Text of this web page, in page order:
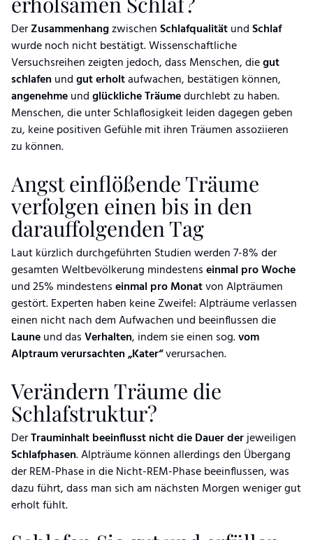
DerZusammenhangzwischenSchlafqualitätundSchlaf
wurde noch nicht bestätigt. Wissenschaftliche
Versuchsreihen zeigten jedoch, dass Menschen, diegut
schlafen undgut erholtaufwachen, bestätigen können,
angenehmeundglückliche Träumedurchlebt zu haben.
Menschen, die unter Schlaflosigkeit leiden dagegen geben
zu, keine positiven Gefühle mit ihren Träumen assoziieren
zu können.
Angst einflößende Träume
verfolgen einen bis in den
darauffolgenden Tag
Laut kürzlich durchgeführten Studien werden 7-8% der
gesamten Weltbevölkerung mindestenseinmal pro Woche
und 25% mindestenseinmal pro Monatvon Alpträumen
gestört. Experten haben keine Zweifel: Alpträume verlassen
einen nicht nach dem Aufwachen und beeinflussen die
Launeund dasVerhalten, indem sie einen sog.vom
Alptraum verursachten „Kater“verursachen.
Verändern Träume die
Schlafstruktur?
DerTrauminhalt beeinflusst nicht die Dauerderjeweiligen
Schlafphasen. Alpträume können allerdings den Übergang
der REM-Phase in die Nicht-REM-Phase beeinflussen, was
dazu führt, dass man sich am nächsten Morgen weniger gut
erholt fühlt.